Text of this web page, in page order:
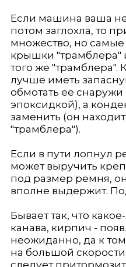
Если машина ваша
потом заглохла, то
множество, но
крышки "трамблера"
того же "трамблера".
лучше иметь
обмотать ее
эпоксидкой), а
заменить (он
"трамблера").
Если в пути лопнул
может выручить
под размер ремня,
вполне выдержит.
Бывает так, что
канава, кирпич -
неожиданно, да к
на большой
следует